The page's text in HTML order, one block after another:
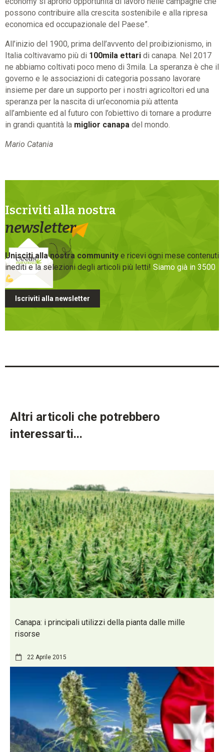
possono contribuire alla crescita sostenibile e alla ripresa
economica ed occupazionale del Paese”.
All’inizio del 1900, prima dell’avvento del proibizionismo, in
Italia coltivavamo più di 100mila ettari di canapa. Nel 2017
ne abbiamo coltivati poco meno di 3mila. La speranza è che il
governo e le associazioni di categoria possano lavorare
insieme per dare un supporto per i nostri agricoltori ed una
speranza per la nascita di un’economia più attenta
all’ambiente ed al futuro con l’obiettivo di tornare a produrre
in grandi quantità la miglior canapa del mondo.
Mario Catania
Iscriviti alla nostra
newsletter
Unisciti alla nostra community e ricevi ogni mese contenuti
inediti e la selezioni degli articoli più letti! Siamo già in 3500
Iscriviti alla newsletter
Altri articoli che potrebbero
interessarti...
Canapa: i principali utilizzi della pianta dalle mille
risorse
22 Aprile 2015